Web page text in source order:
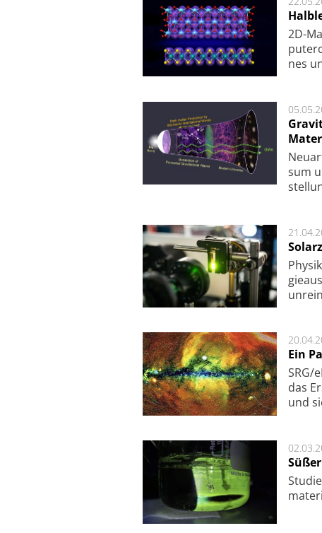
2D-
nes
sum
Ein
SRG/
das
und